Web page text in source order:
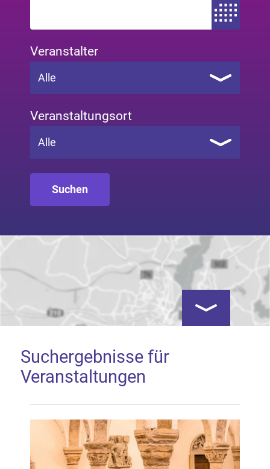
Zeitraum bis
Veranstalter
Alle
Veranstaltungsort
Alle
Google Map laden
Mit dem Laden der Karte akzeptieren Sie, dass die
Anwendung Google Maps beim Aktivieren von
Kartenansicht
Suchergebnisse für
Veranstaltungen